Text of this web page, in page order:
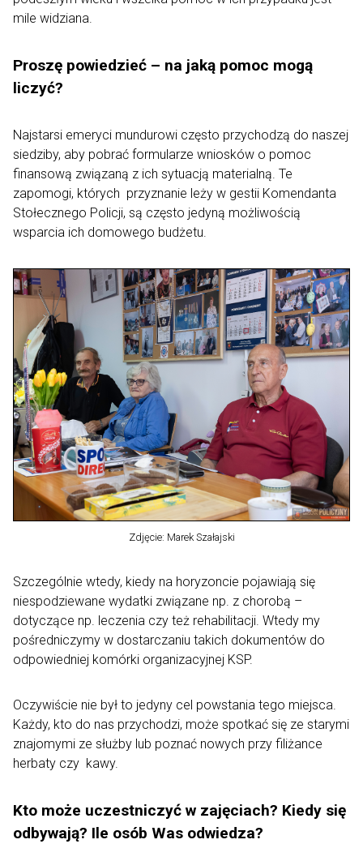
mile widziana.
Proszę powiedzieć – na jaką pomoc mogą
liczyć?
Najstarsi emeryci mundurowi często przychodzą do naszej
siedziby, aby pobrać formularze wniosków o pomoc
finansową związaną z ich sytuacją materialną. Te
zapomogi, których przyznanie leży w gestii Komendanta
Stołecznego Policji, są często jedyną możliwością
wsparcia ich domowego budżetu.
Zdjęcie: Marek Szałajski
Szczególnie wtedy, kiedy na horyzoncie pojawiają się
niespodziewane wydatki związane np. z chorobą –
dotyczące np. leczenia czy też rehabilitacji. Wtedy my
pośredniczymy w dostarczaniu takich dokumentów do
odpowiedniej komórki organizacyjnej KSP.
Oczywiście nie był to jedyny cel powstania tego miejsca.
Każdy, kto do nas przychodzi, może spotkać się ze starymi
znajomymi ze służby lub poznać nowych przy filiżance
herbaty czy kawy.
Kto może uczestniczyć w zajęciach? Kiedy się
odbywają? Ile osób Was odwiedza?